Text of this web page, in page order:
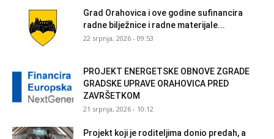
Grad Orahovica i ove godine sufinancira
radne bilježnice i radne materijale...
22 srpnja, 2026 - 09:53
PROJEKT ENERGETSKE OBNOVE ZGRADE
GRADSKE UPRAVE ORAHOVICA PRED
ZAVRŠETKOM
21 srpnja, 2026 - 10:12
Projekt koji je roditeljima donio predah, a